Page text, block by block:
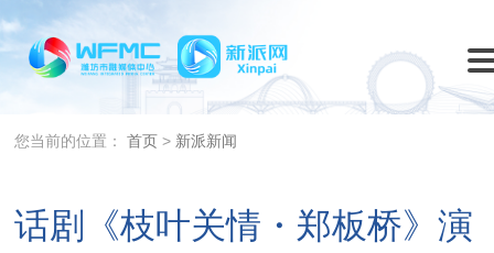
您当前的位置：首页 > 新派新闻
话剧《枝叶关情・郑板桥》演